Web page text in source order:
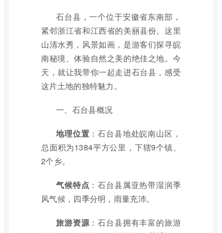
石台县，一个位于安徽省东南部，
紧邻浙江省和江西省的美丽县份。这里
山清水秀，风景如画，是游客们探寻皖
南秘境、体验自然之美的绝佳之地。今
天，就让我带你一起走进石台县，感受
这片土地的独特魅力。
一、石台县概况
地理位置 ：石台县地处皖南山区，
总面积为1384平方公里，下辖9个镇、
2个乡。
气候特点 ：石台县属亚热带湿润季
风气候，四季分明，雨量充沛。
旅游资源：石台县拥有丰富的旅游